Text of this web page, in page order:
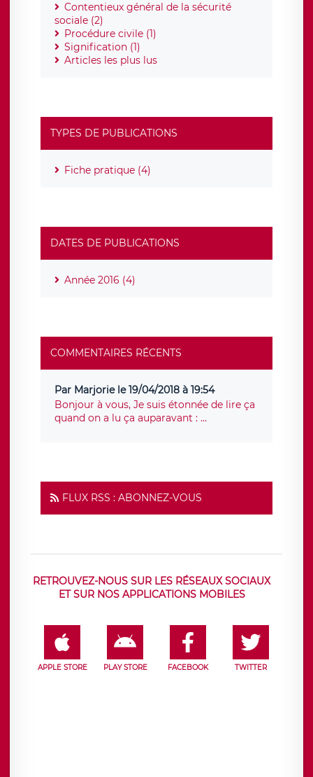
Contentieux général de la sécurité
sociale (2)
Procédure civile (1)
Signification (1)
Articles les plus lus
TYPES DE PUBLICATIONS
Fiche pratique (4)
DATES DE PUBLICATIONS
Année 2016 (4)
COMMENTAIRES RÉCENTS
Par Marjorie le 19/04/2018 à 19:54
Bonjour à vous, Je suis étonnée de lire ça
quand on a lu ça auparavant : ...
FLUX RSS : ABONNEZ-VOUS
RETROUVEZ-NOUS SUR LES RÉSEAUX SOCIAUX
ET SUR NOS APPLICATIONS MOBILES
APPLE STORE PLAY STORE FACEBOOK TWITTER